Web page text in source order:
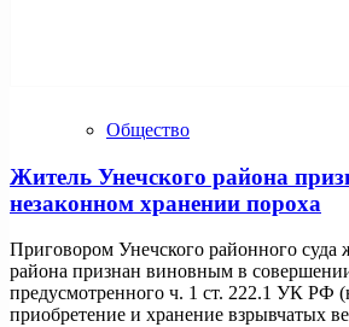
Общество
Житель Унечского района
незаконном хранении пороха
Приговором Унечского районного суда
района признан виновным в
предусмотренного ч. 1 ст. 222.1 УК РФ
приобретение и хранение взрывчатых